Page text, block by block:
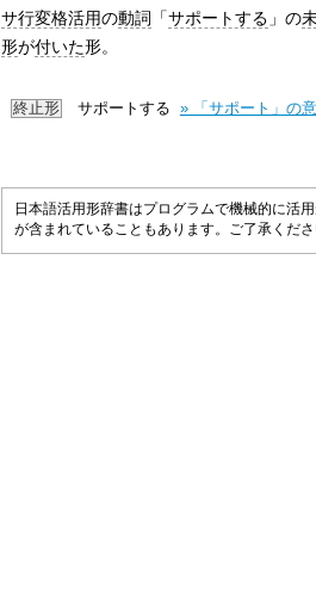
サ行変格活用の動詞 「サポートする 」の
形が付いた形。
終止形 サポートする » 「サポート」の
日本語活用形辞書はプログラムで機械的に活
が含まれていることもあります。ご了承くださ